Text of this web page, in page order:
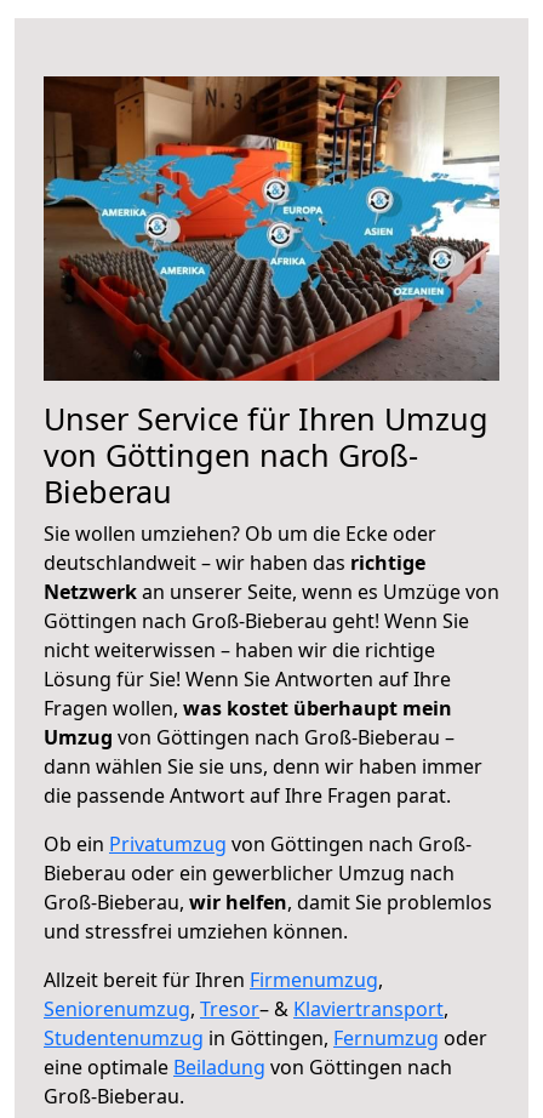
Unser Service für Ihren Umzug
von Göttingen nach Groß-
Bieberau
Sie wollen umziehen? Ob um die Ecke oder
deutschlandweit – wir haben das richtige
Netzwerkan unserer Seite, wenn es Umzüge von
Göttingen nach Groß-Bieberau geht! Wenn Sie
nicht weiterwissen – haben wir die richtige
Lösung für Sie! Wenn Sie Antworten auf Ihre
Fragen wollen, was kostet überhaupt mein
Umzug von Göttingen nach Groß-Bieberau –
dann wählen Sie sie uns, denn wir haben immer
die passende Antwort auf Ihre Fragen parat.
Ob ein Privatumzug von Göttingen nach Groß-
Bieberau oder ein gewerblicher Umzug nach
Groß-Bieberau, wir helfen, damit Sie problemlos
und stressfrei umziehen können.
Allzeit bereit für Ihren Firmenumzug,
Seniorenumzug, Tresor– & Klaviertransport,
Studentenumzug in Göttingen, Fernumzug oder
eine optimale Beiladung von Göttingen nach
Groß-Bieberau.